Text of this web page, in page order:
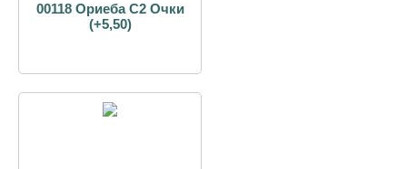
00118 Ориеба С2 Очки
(+5,50)